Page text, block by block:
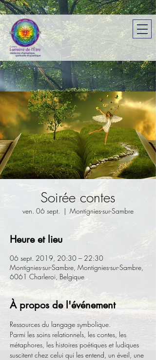
Soirée contes
ven. 06 sept.
  |
Montignies-sur-Sambre
Heure et lieu
06 sept. 2019, 20:30 – 22:30
Montignies-sur-Sambre, Montignies-sur-Sambre,
6061 Charleroi, Belgique
À propos de l'événement
Ressources du langage symbolique.
Parmi les soins relationnels, les contes, les
métaphores, les histoires poétiques et ludiques
suscitent chez celui qui les entend, un éveil, une